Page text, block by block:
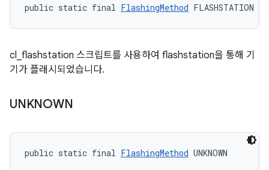
public static final FlashingMethod FLASHSTATION
cl_flashstation 스크립트를 사용하여 flashstation을 통해 기
기가 플래시되었습니다.
UNKNOWN
public static final FlashingMethod UNKNOWN